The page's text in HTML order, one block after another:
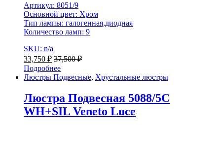
Артикул: 8051/9
Основной цвет: Хром
Тип лампы: галогенная,диодная
Количество ламп: 9
SKU: n/a
33,750 ₽ 37,500₽
Подробнее
Люстры Подвесные, Хрустальные люстры
Люстра Подвесная 5088/5C
WH+SIL Veneto Luce